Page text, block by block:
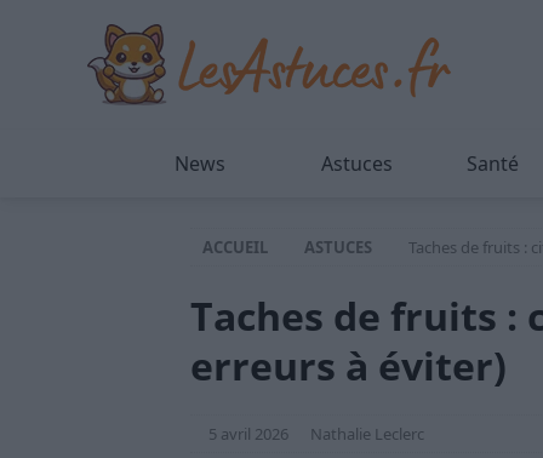
News Astuces Santé
ACCUEIL ASTUCES Taches de fruits :
Taches de fruits :
erreurs à éviter)
5 avril 2026 Nathalie Leclerc